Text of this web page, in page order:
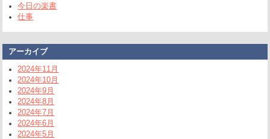
今日の楽書
仕事
アーカイブ
2024年11月
2024年10月
2024年9月
2024年8月
2024年7月
2024年6月
2024年5月